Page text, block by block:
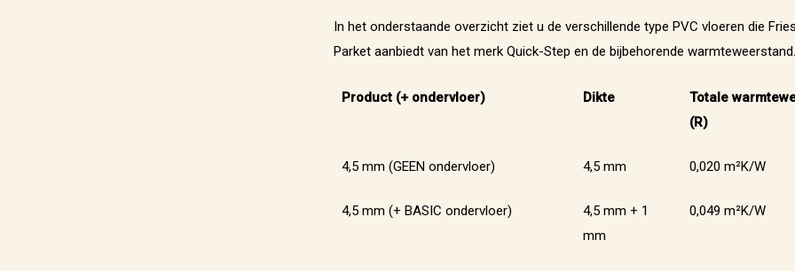
In het onderstaande overzicht ziet u de verschillende type PVC vloeren die
Parket aanbiedt van het merk Quick-Step en de bijbehorende warmteweerstand.
Product (+ ondervloer) Dikte
Totale
(R)
4,5 mm (GEEN ondervloer) 4,5 mm 0,020 m²K/W
4,5 mm (+ BASIC ondervloer)
4,5 mm + 1
mm
0,049 m²K/W